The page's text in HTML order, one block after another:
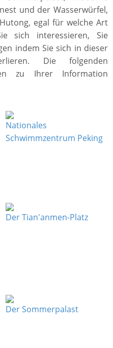
und der Wasserwürfel,
egal für welche Art
sich interessieren, Sie
indem Sie sich in dieser
Die folgenden
zu Ihrer Information
Nationales
Schwimmzentrum Peking
Der Tian'anmen-Platz
Der Sommerpalast